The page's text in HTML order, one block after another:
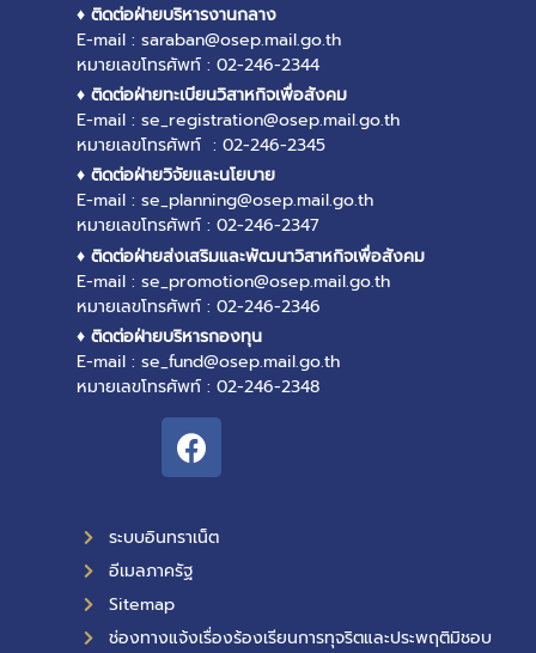
♦ ติดต่อฝ่ายบริหารงานกลาง
E-mail : saraban@osep.mail.go.th
หมายเลขโทรศัพท์ : 02-246-2344
♦ ติดต่อฝ่ายทะเบียนวิสาหกิจเพื่อสังคม
E-mail : se_registration@osep.mail.go.th
หมายเลขโทรศัพท์ : 02-246-2345
♦ ติดต่อฝ่ายวิจัยและนโยบาย
E-mail : se_planning@osep.mail.go.th
หมายเลขโทรศัพท์ : 02-246-2347
♦ ติดต่อฝ่ายส่งเสริมและพัฒนาวิสาหกิจเพื่อสังคม
E-mail : se_promotion@osep.mail.go.th
หมายเลขโทรศัพท์ : 02-246-2346
♦ ติดต่อฝ่ายบริหารกองทุน
E-mail : se_fund@osep.mail.go.th
หมายเลขโทรศัพท์ : 02-246-2348
ระบบอินทราเน็ต
อีเมลภาครัฐ
Sitemap
ช่องทางแจ้งเรื่องร้องเรียนการทุจริตและประพฤติมิชอบ